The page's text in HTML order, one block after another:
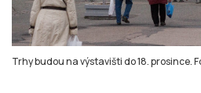
Trhy budou na výstavišti do 18. prosince.